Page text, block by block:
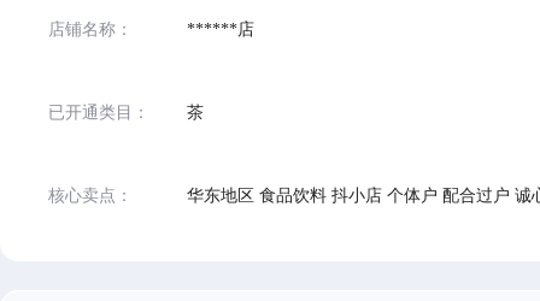
店铺名称： ******店
已开通类目： 茶
核心卖点： 华东地区 食品饮料 抖小店 个体户 配合过户 诚